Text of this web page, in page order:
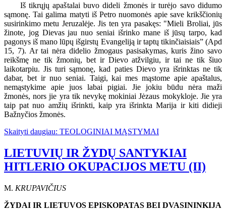
Iš tikrųjų apaštalai buvo dideli žmonės ir turėjo savo didumo
sąmonę. Tai galima matyti iš Petro nuomonės apie save krikščionių
susirinkimo metu Jeruzalėje. Jis ten yra pasakęs: "Mieli Broliai, jūs
žinote, jog Dievas jau nuo seniai išrinko mane iš jūsų tarpo, kad
pagonys iš mano lūpų išgirstų Evangeliją ir taptų tikinčiaisiais” (Apd
15, 7). Ar tai nėra didelio žmogaus pasisakymas, kuris žino savo
reikšmę ne tik žmonių, bet ir Dievo atžvilgiu, ir tai ne tik šiuo
laikotarpiu. Jis turi sąmonę, kad paties Dievo yra išrinktas ne tik
dabar, bet ir nuo seniai. Taigi, kai mes mąstome apie apaštalus,
nemąstykime apie juos labai pigiai. Jie jokiu būdu nėra maži
žmonės, nors jie yra tik nevykę mokiniai Jėzaus mokykloje. Jie yra
taip pat nuo amžių išrinkti, kaip yra išrinkta Marija ir kiti didieji
Bažnyčios žmonės.
Skaityti daugiau: TEOLOGINIAI MĄSTYMAI
LIETUVIŲ IR ŽYDŲ SANTYKIAI
HITLERIO OKUPACIJOS METU (II)
M. KRUPAVIČIUS
ŽYDAI IR LIETUVOS EPISKOPATAS BEI DVASININKIJA